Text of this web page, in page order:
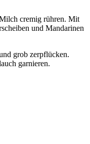
cremig rühren. Mit
und Mandarinen
grob zerpflücken.
garnieren.